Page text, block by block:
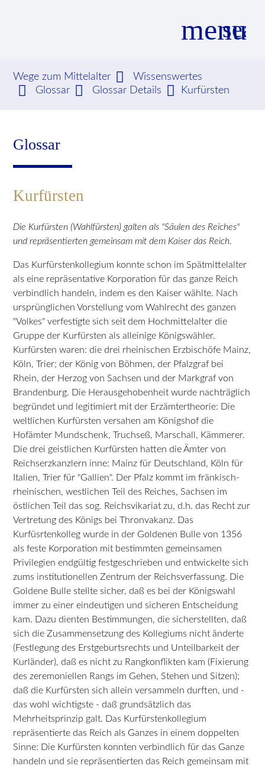
menu
Suchbegriffe SUCHEN
Wege zum Mittelalter
Wissenswertes
Glossar
Glossar Details Kurfürsten
Glossar
Kurfürsten
Die Kurfürsten (Wahlfürsten) galten als "Säulen des Reiches"
und repräsentierten gemeinsam mit dem Kaiser das Reich.
Das Kurfürstenkollegium konnte schon im Spätmittelalter
als eine repräsentative Korporation für das ganze Reich
verbindlich handeln, indem es den Kaiser wählte. Nach
ursprünglichen Vorstellung vom Wahlrecht des ganzen
"Volkes" verfestigte sich seit dem Hochmittelalter die
Gruppe der Kurfürsten als alleinige Königswähler.
Kurfürsten waren: die drei rheinischen Erzbischöfe Mainz,
Köln, Trier; der König von Böhmen, der Pfalzgraf bei
Rhein, der Herzog von Sachsen und der Markgraf von
Brandenburg. Die Herausgehobenheit wurde nachträglich
begründet und legitimiert mit der Erzämtertheorie: Die
weltlichen Kurfürsten versahen am Königshof die
Hofämter Mundschenk, Truchseß, Marschall, Kämmerer.
Die drei geistlichen Kurfürsten hatten die Ämter von
Reichserzkanzlern inne: Mainz für Deutschland, Köln für
Italien, Trier für "Gallien". Der Pfalz kommt im fränkisch-
rheinischen, westlichen Teil des Reiches, Sachsen im
östlichen Teil das sog. Reichsvikariat zu, d.h. das Recht zur
Vertretung des Königs bei Thronvakanz. Das
Kurfüsrtenkolleg wurde in der Goldenen Bulle von 1356
als feste Korporation mit bestimmten gemeinsamen
Privilegien endgültig festgeschrieben und entwickelte sich
zums institutionellen Zentrum der Reichsverfassung. Die
Goldene Bulle stellte sicher, daß es bei der Königswahl
immer zu einer eindeutigen und sicheren Entscheidung
kam. Dazu dienten Bestimmungen, die sicherstellten, daß
sich die Zusammensetzung des Kollegiums nicht änderte
(Festlegung des Erstgeburtsrechts und Unteilbarkeit der
Kurländer), daß es nicht zu Rangkonflikten kam (Fixierung
des zeremoniellen Rangs im Gehen, Stehen und Sitzen);
daß die Kurfürsten sich allein versammeln durften, und -
das wohl wichtigste - daß grundsätzlich das
Mehrheitsprinzip galt. Das Kurfürstenkollegium
repräsentierte das Reich als Ganzes in einem doppelten
Sinne: Die Kurfürsten konnten verbindlich für das Ganze
handeln und sie repräsentierten das Reich gemeinsam mit